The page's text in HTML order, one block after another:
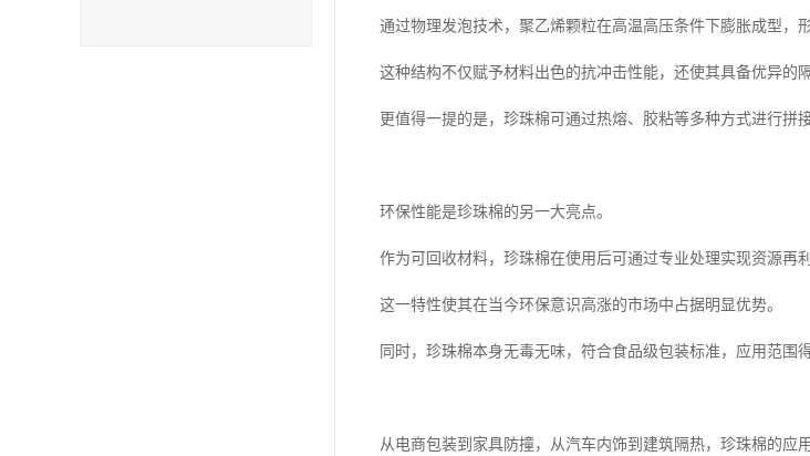
通过物理发泡技术，聚乙烯颗粒在高温高压条件下膨胀成型，
这种结构不仅赋予材料出色的抗冲击性能，还使其具备优异的
更值得一提的是，珍珠棉可通过热熔、胶粘等多种方式进行拼
环保性能是珍珠棉的另一大亮点。
作为可回收材料，珍珠棉在使用后可通过专业处理实现资源再
这一特性使其在当今环保意识高涨的市场中占据明显优势。
同时，珍珠棉本身无毒无味，符合食品级包装标准，应用范围
从电商包装到家具防撞，从汽车内饰到建筑隔热，珍珠棉的应